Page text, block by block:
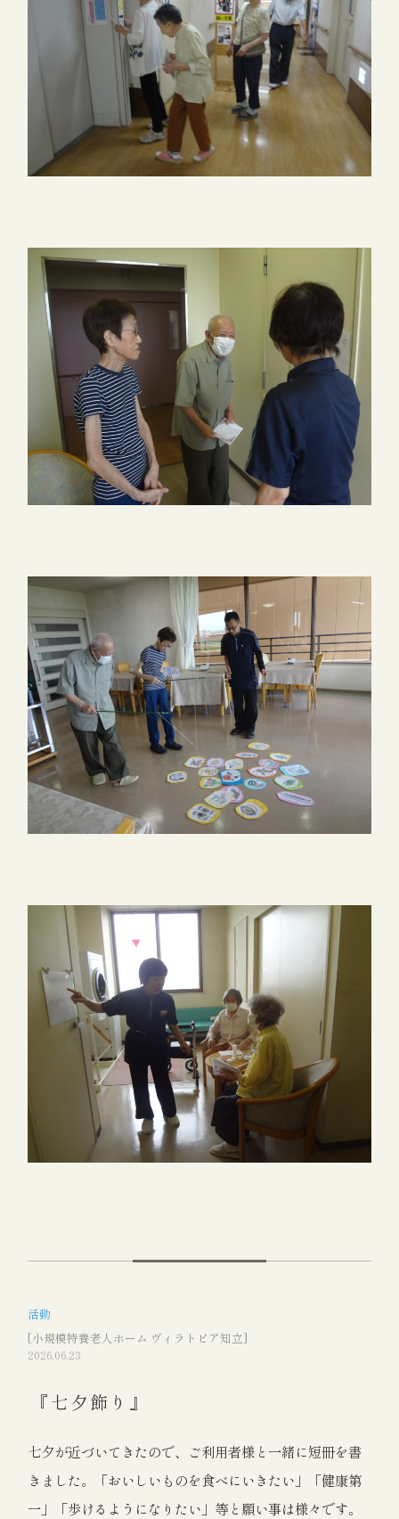
活動
[小規模特養老人ホーム ヴィラトピア知立]
2026.06.23
『七夕飾り』
七夕が近づいてきたので、ご利用者様と一緒に短冊を書
きました。「おいしいものを食べにいきたい」「健康第
一」「歩けるようになりたい」等と願い事は様々です。